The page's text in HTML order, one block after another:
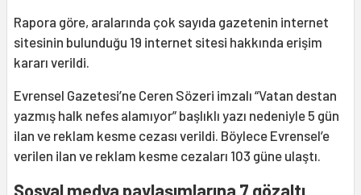
Rapora göre, aralarında çok sayıda gazetenin internet
sitesinin bulunduğu 19 internet sitesi hakkında erişim
kararı verildi.
Evrensel Gazetesi’ne Ceren Sözeri imzalı “Vatan destan
yazmış halk nefes alamıyor” başlıklı yazı nedeniyle 5 gün
ilan ve reklam kesme cezası verildi. Böylece Evrensel’e
verilen ilan ve reklam kesme cezaları 103 güne ulaştı.
Sosyal medya paylaşımlarına 7 gözaltı